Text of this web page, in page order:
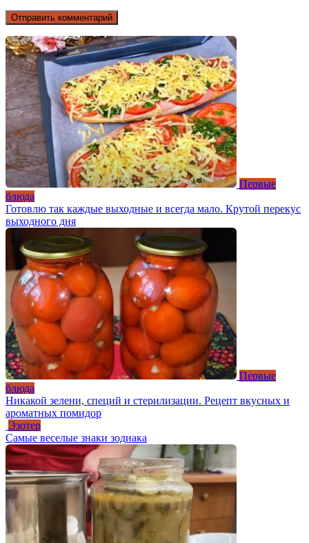
Первые
блюда
Готовлю так каждые выходные и всегда мало. Крутой перекус
выходного дня
Первые
блюда
Никакой зелени, специй и стерилизации. Рецепт вкусных и
ароматных помидор
Эзотер
Самые веселые знаки зодиака